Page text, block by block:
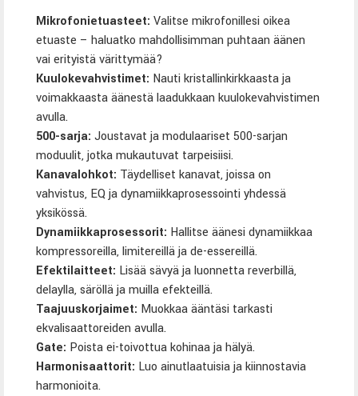
Mikrofonietuasteet: Valitse mikrofonillesi oikea
etuaste – haluatko mahdollisimman puhtaan äänen
vai erityistä värittymää?
Kuulokevahvistimet: Nauti kristallinkirkkaasta ja
voimakkaasta äänestä laadukkaan kuulokevahvistimen
avulla.
500-sarja: Joustavat ja modulaariset 500-sarjan
moduulit, jotka mukautuvat tarpeisiisi.
Kanavalohkot: Täydelliset kanavat, joissa on
vahvistus, EQ ja dynamiikkaprosessointi yhdessä
yksikössä.
Dynamiikkaprosessorit: Hallitse äänesi dynamiikkaa
kompressoreilla, limitereillä ja de-essereillä.
Efektilaitteet: Lisää sävyä ja luonnetta reverbillä,
delaylla, säröllä ja muilla efekteillä.
Taajuuskorjaimet: Muokkaa ääntäsi tarkasti
ekvalisaattoreiden avulla.
Gate: Poista ei-toivottua kohinaa ja hälyä.
Harmonisaattorit: Luo ainutlaatuisia ja kiinnostavia
harmonioita.